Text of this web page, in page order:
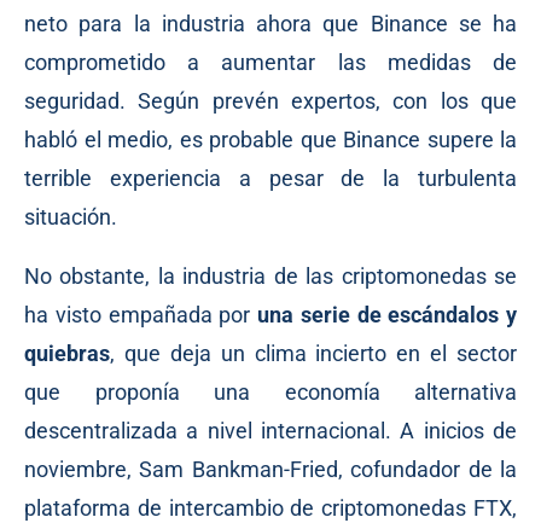
neto para la industria ahora que Binance se ha
comprometido a aumentar las medidas de
seguridad. Según prevén expertos, con los que
habló el medio, es probable que Binance supere la
terrible experiencia a pesar de la turbulenta
situación.
No obstante, la industria de las criptomonedas se
ha visto empañada por una serie de escándalos y
quiebras, que deja un clima incierto en el sector
que proponía una economía alternativa
descentralizada a nivel internacional. A inicios de
noviembre, Sam Bankman-Fried, cofundador de la
plataforma de intercambio de criptomonedas FTX,